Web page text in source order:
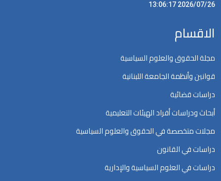
2026/07/26 13:06:17
الاقسام
مجلة الحقوق والعلوم السياسية
قوانين وأنظمة الجامعة اللبنانية
دراسات قضائية
أبحاث ودراسات أفراد الهيئات التعليمية
مجلات متخصصة في الحقوق والعلوم السياسية
دراسات في القانون
دراسات في العلوم السياسية والإدارية